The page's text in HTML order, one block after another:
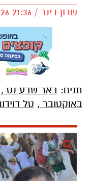
שרון דינר / 21:36 12.03.26
תגים: באר שבע נט ,
באוקטובר , טל